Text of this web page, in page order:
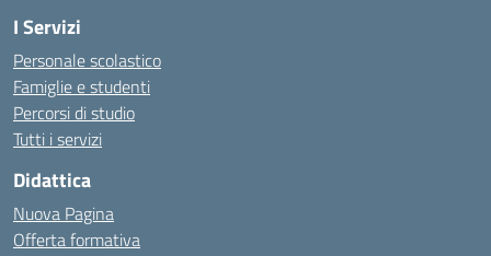
I Servizi
Personale scolastico
Famiglie e studenti
Percorsi di studio
Tutti i servizi
Didattica
Nuova Pagina
Offerta formativa